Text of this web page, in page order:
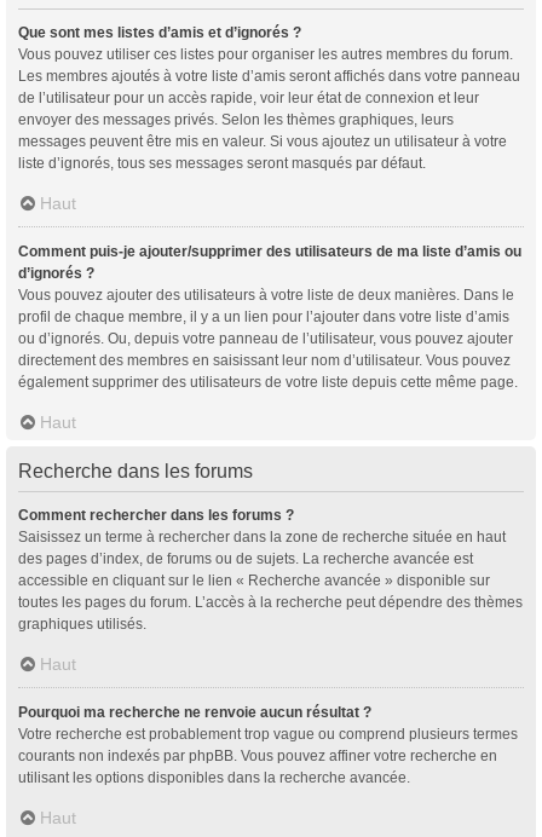
Que sont mes listes d’amis et d’ignorés ?
Vous pouvez utiliser ces listes pour organiser les autres membres du forum.
Les membres ajoutés à votre liste d’amis seront affichés dans votre panneau
de l’utilisateur pour un accès rapide, voir leur état de connexion et leur
envoyer des messages privés. Selon les thèmes graphiques, leurs
messages peuvent être mis en valeur. Si vous ajoutez un utilisateur à votre
liste d’ignorés, tous ses messages seront masqués par défaut.
Haut
Comment puis-je ajouter/supprimer des utilisateurs de ma liste d’amis ou
d’ignorés ?
Vous pouvez ajouter des utilisateurs à votre liste de deux manières. Dans le
profil de chaque membre, il y a un lien pour l’ajouter dans votre liste d’amis
ou d’ignorés. Ou, depuis votre panneau de l’utilisateur, vous pouvez ajouter
directement des membres en saisissant leur nom d’utilisateur. Vous pouvez
également supprimer des utilisateurs de votre liste depuis cette même page.
Haut
Recherche dans les forums
Comment rechercher dans les forums ?
Saisissez un terme à rechercher dans la zone de recherche située en haut
des pages d’index, de forums ou de sujets. La recherche avancée est
accessible en cliquant sur le lien « Recherche avancée » disponible sur
toutes les pages du forum. L’accès à la recherche peut dépendre des thèmes
graphiques utilisés.
Haut
Pourquoi ma recherche ne renvoie aucun résultat ?
Votre recherche est probablement trop vague ou comprend plusieurs termes
courants non indexés par phpBB. Vous pouvez affiner votre recherche en
utilisant les options disponibles dans la recherche avancée.
Haut